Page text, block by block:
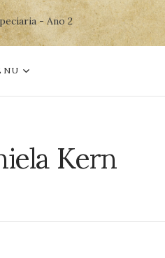
- Ano 2
Kern